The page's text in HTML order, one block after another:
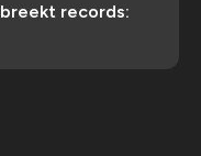
records: